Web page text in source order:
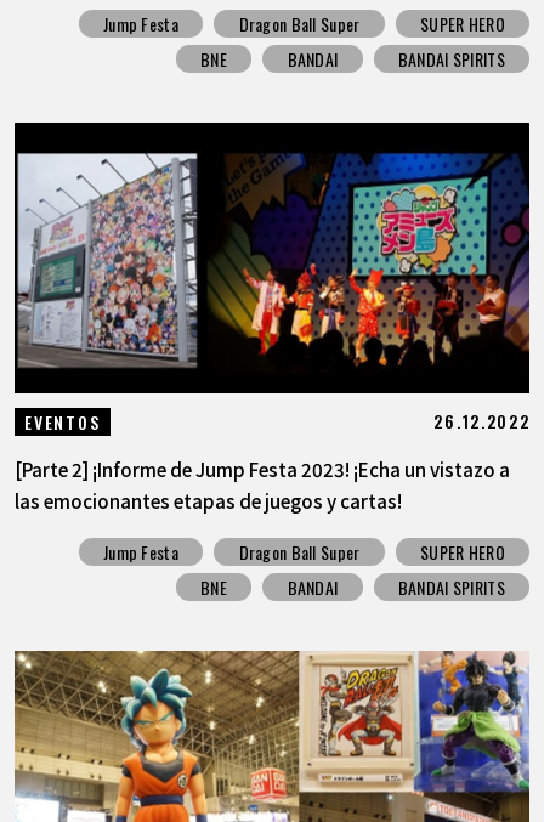
Jump Festa Dragon Ball Super
SUPER HERO
BNE
BANDAI BANDAI SPIRITS
EVENTOS 26.12.2022
[Parte 2] ¡Informe de Jump Festa 2023! ¡Echa un vistazo a
las emocionantes etapas de juegos y cartas!
Jump Festa Dragon Ball Super
SUPER HERO
BNE
BANDAI BANDAI SPIRITS